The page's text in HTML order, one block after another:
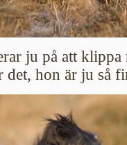
ju på att
det, hon är ju så